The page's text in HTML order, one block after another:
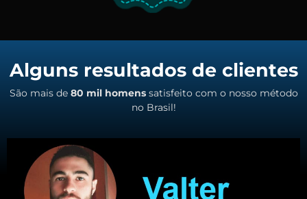
Alguns resultados de clientes
São mais de 80 mil homenssatisfeito com o nosso método
no Brasil!